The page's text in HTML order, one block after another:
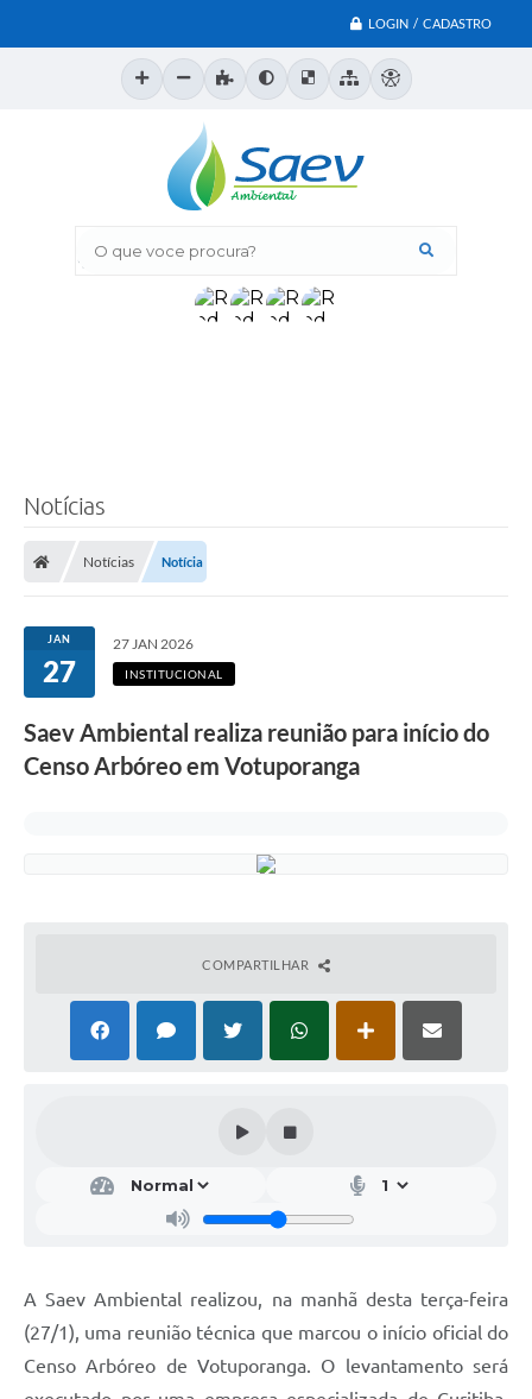
LOGIN / CADASTRO
O que voce procura?
Notícias
Notícias Notícia
JAN
27
27 JAN 2026
INSTITUCIONAL
Saev Ambiental realiza reunião para início do
Censo Arbóreo em Votuporanga
COMPARTILHAR
A Saev Ambiental realizou, na manhã desta terça-feira
(27/1), uma reunião técnica que marcou o início oficial do
Censo Arbóreo de Votuporanga. O levantamento será